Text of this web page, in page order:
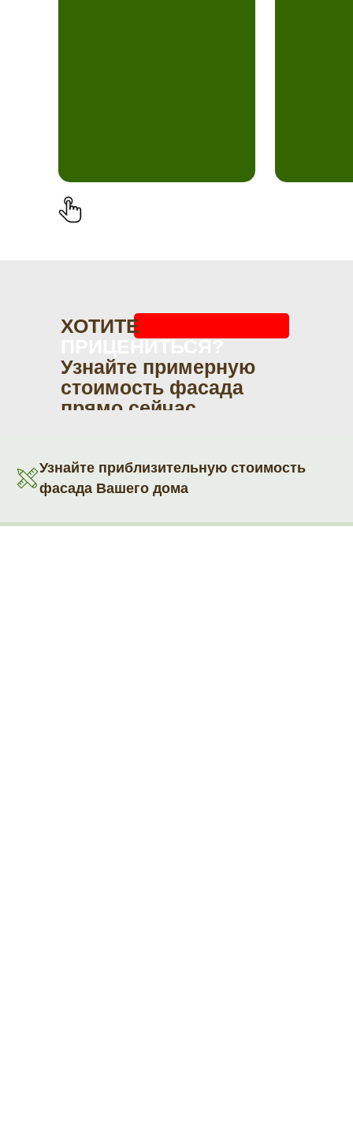
ХОТИТЕ
Узнайте примерную
стоимость фасада
прямо сейчас
Узнайте приблизительную стоимость
фасада Вашего дома